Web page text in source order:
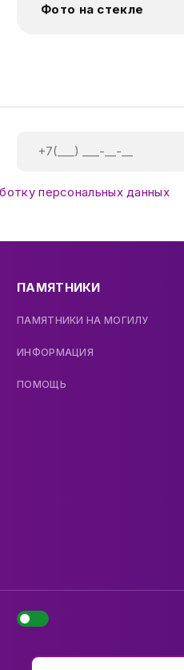
Фото на стекле
персональных данных
ПАМЯТНИКИ
ПАМЯТНИКИ НА МОГИЛУ
ИНФОРМАЦИЯ
ПОМОЩЬ